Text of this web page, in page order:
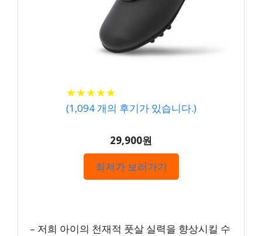
★★★★★
★★★★★
(1,094개의 후기가 있습니다.)
29,900원
최저가 보러가기
– 저희 아이의 천재적 풋살 실력을 향상시킬 수